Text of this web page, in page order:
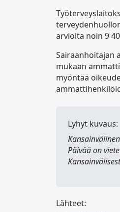
arviolta noin 9
Sairaanhoitajan
mukaan
myöntää
Lyhyt kuvaus:
Päivää on
Lähteet: